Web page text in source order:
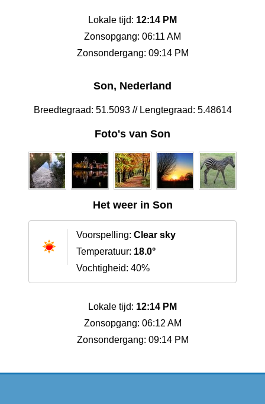
Lokale tijd: 12:14 PM
Zonsopgang: 06:11 AM
Zonsondergang: 09:14 PM
Son, Nederland
Breedtegraad: 51.5093 // Lengtegraad: 5.48614
Foto's van Son
Het weer in Son
Voorspelling: Clear sky
Temperatuur: 18.0°
Vochtigheid: 40%
Lokale tijd: 12:14 PM
Zonsopgang: 06:12 AM
Zonsondergang: 09:14 PM